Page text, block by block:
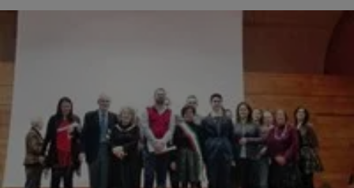
giustizia
Interviste